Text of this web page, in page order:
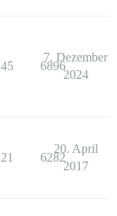
45 6896
7. Dezember
2024
21 6282
20. April
2017